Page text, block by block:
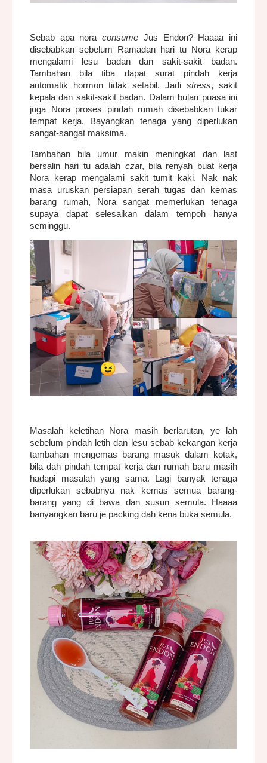
Sebab apa noraconsume Jus Endon? Haaaa ini
disebabkan sebelum Ramadan hari tu Nora kerap
mengalami lesu badan dan sakit-sakit badan.
Tambahan bila tiba dapat surat pindah kerja
automatik hormon tidak setabil. Jadi stress, sakit
kepala dan sakit-sakit badan. Dalam bulan puasa ini
juga Nora proses pindah rumah disebabkan tukar
tempat kerja. Bayangkan tenaga yang diperlukan
sangat-sangat maksima.
Tambahan bila umur makin meningkat dan last
bersalin hari tu adalah czar, bila renyah buat kerja
Nora kerap mengalami sakit tumit kaki. Nak nak
masa uruskan persiapan serah tugas dan kemas
barang rumah, Nora sangat memerlukan tenaga
supaya dapat selesaikan dalam tempoh hanya
seminggu.
Masalah keletihan Nora masih berlarutan, ye lah
sebelum pindah letih dan lesu sebab kekangan kerja
tambahan mengemas barang masuk dalam kotak,
bila dah pindah tempat kerja dan rumah baru masih
hadapi masalah yang sama. Lagi banyak tenaga
diperlukan sebabnya nak kemas semua barang-
barang yang di bawa dan susun semula. Haaaa
banyangkan baru je packing dah kena buka semula.